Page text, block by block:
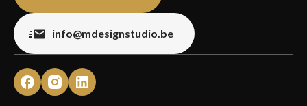
info@mdesignstudio.be